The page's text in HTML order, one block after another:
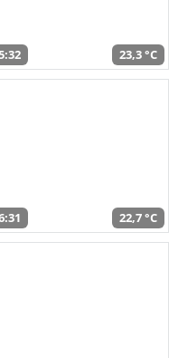
23,3 °C
22,7 °C